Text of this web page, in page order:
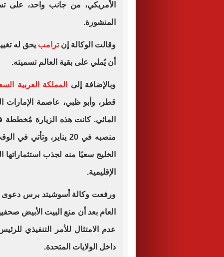
الأمريكي، من جانب واحد، على
المنشورة.
وقالت الوكالة إنترامب يحق له
أن يُملي على بقية العالم تسميته.
وبالإضافة إلى المملكة العربية
قطر، وأبو ظبي، عاصمة الإمارات
المائي. كانت هذه الزيارة
منصبه في 20 يناير، وتأتي في الوقت الذي يسعى فيه
الخليج سعيًا منه لجذب استثماراتها
الإقليمية.
ورفعت وكالة أسوشيتد برس دعوى
العام بعد أن منع البيت الأبيض
عدم الامتثال للأمر التنفيذي
داخل الولايات المتحدة.